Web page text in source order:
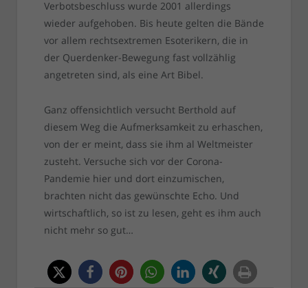
Verbotsbeschluss wurde 2001 allerdings
wieder aufgehoben. Bis heute gelten die Bände
vor allem rechtsextremen Esoterikern, die in
der Querdenker-Bewegung fast vollzählig
angetreten sind, als eine Art Bibel.
Ganz offensichtlich versucht Berthold auf
diesem Weg die Aufmerksamkeit zu erhaschen,
von der er meint, dass sie ihm al Weltmeister
zusteht. Versuche sich vor der Corona-
Pandemie hier und dort einzumischen,
brachten nicht das gewünschte Echo. Und
wirtschaftlich, so ist zu lesen, geht es ihm auch
nicht mehr so gut…